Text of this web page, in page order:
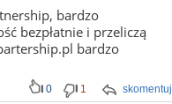
bardzo
bezpłatnie i przeliczą
bardzo
skomentuj
0 1